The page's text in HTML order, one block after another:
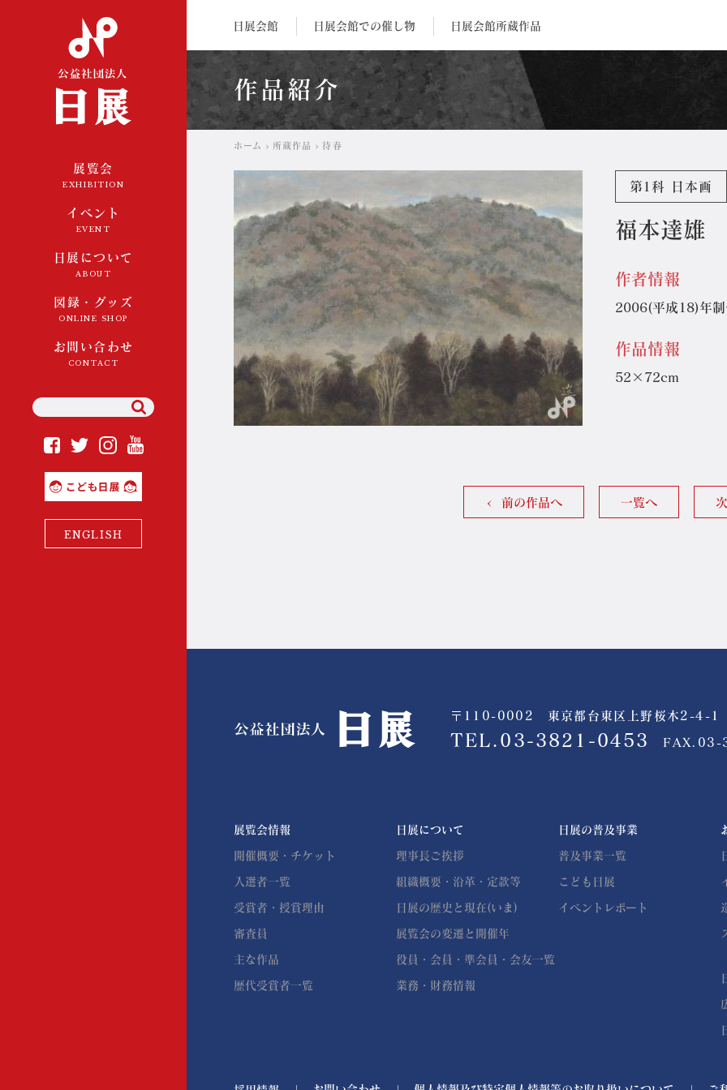
公益社団法人 日展
展覧会
EXHIBITION
イベント
EVENT
日展について
ABOUT
図録・グッズ
ONLINE SHOP
お問い合わせ
CONTACT
Facebook
TwitterInstagram
ENGLISH
組織概要・沿革・定款等
日展会館 日展会館での催し物 日展会館所蔵作品
作品紹介
ホーム 所蔵作品 待春
第1科 日本画
福本達雄
作者情報
2006(平成18)年制
作品情報
52×72cm
前の作品へ 一覧へ
公益社団法人 日展
〒110-0002 東京都台東区上野桜木2-4-1
TEL.03-3821-0453 FAX.03-
展覧会情報
開催概要・チケット
入選者一覧
受賞者・授賞理由
審査員
主な作品
歴代受賞者一覧
日展について
理事長ご挨拶
組織概要・沿革・定款等
日展の歴史と現在(いま)
展覧会の変遷と開催年
役員・会員・準会員・会友一覧
業務・財務情報
日展の普及事業
普及事業一覧
こども日展
イベントレポート